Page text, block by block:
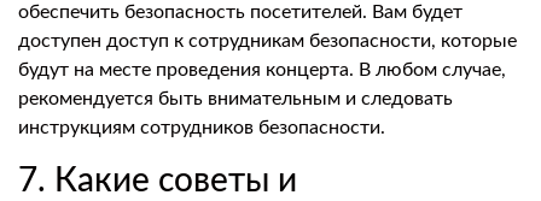
обеспечить безопасность посетителей. Вам будет
доступен доступ к сотрудникам безопасности, которые
будут на месте проведения концерта. В любом случае,
рекомендуется быть внимательным и следовать
инструкциям сотрудников безопасности.
7. Какие советы и